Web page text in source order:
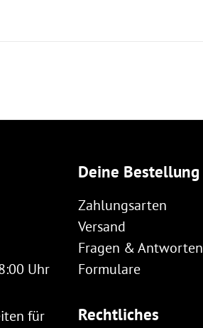
Uhr
für
Deine Bestellung
Zahlungsarten
Versand
Fragen & Antworten
Formulare
Rechtliches